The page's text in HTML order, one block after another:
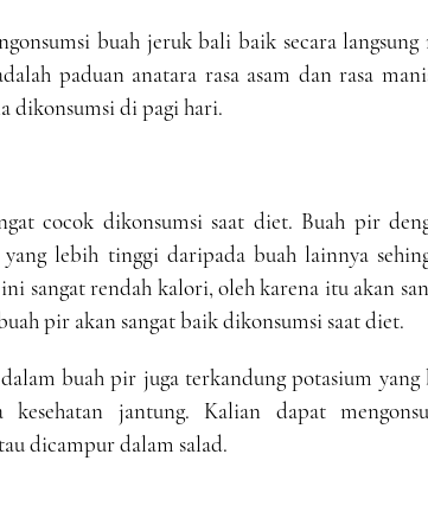
buah jeruk bali baik secara
paduan anatara rasa asam dan rasa
dikonsumsi di pagi hari.
cocok dikonsumsi saat diet. Buah pir
yang lebih tinggi daripada buah lainnya
sangat rendah kalori, oleh karena itu akan
pir akan sangat baik dikonsumsi saat diet.
buah pir juga terkandung potasium
kesehatan jantung. Kalian dapat
dicampur dalam salad.